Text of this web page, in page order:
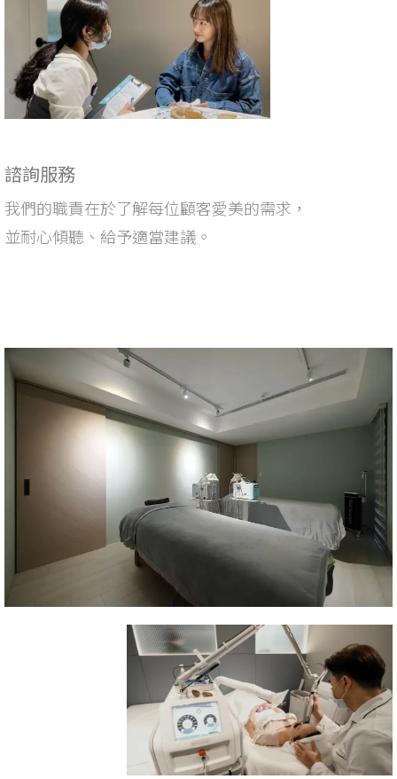
諮詢服務
我們的職責在於了解每位顧客愛美的需求，
並耐心傾聽、給予適當建議 。